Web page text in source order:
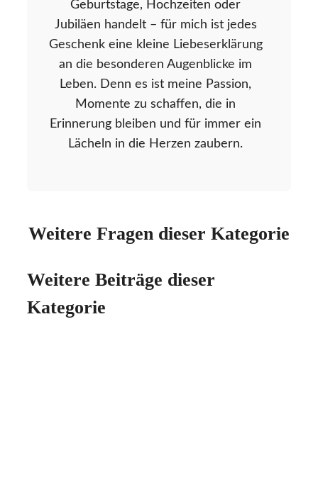
Geburtstage, Hochzeiten oder
Jubiläen handelt – für mich ist jedes
Geschenk eine kleine Liebeserklärung
an die besonderen Augenblicke im
Leben. Denn es ist meine Passion,
Momente zu schaffen, die in
Erinnerung bleiben und für immer ein
Lächeln in die Herzen zaubern.
Weitere Fragen dieser Kategorie
Weitere Beiträge dieser
Kategorie